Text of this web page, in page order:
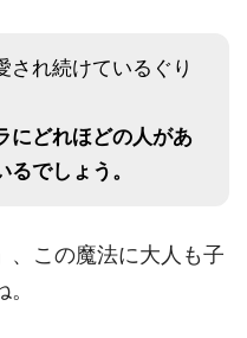
され続けているぐり
にどれほどの人があ
るでしょう。
、この魔法に大人も子